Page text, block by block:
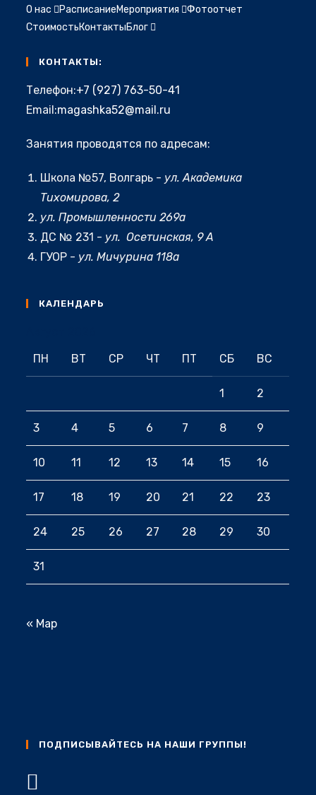
О нас РасписаниеМероприятия
Фотоотчет
СтоимостьКонтактыБлог
КОНТАКТЫ:
Телефон:+7 (927) 763-50-41
приложении
Email:magashka52@mail.ru
вашем
Занятия проводятся по адресам:
Школа №57, Волгарь - ул. Академика
Тихомирова, 2
ул. Промышленности 269а
ДС № 231 - ул. Осетинская, 9 А
ГУОР - ул. Мичурина 118а
КАЛЕНДАРЬ
ПН
ВТ СР ЧТ ПТ СБ ВС
1 2
3 4 5 6 7 8 9
10 11 12 13 14 15 16
17 18 19 20 21 22 23
24 25 26 27 28 29 30
31
« Мар
ПОДПИСЫВАЙТЕСЬ НА НАШИ ГРУППЫ!